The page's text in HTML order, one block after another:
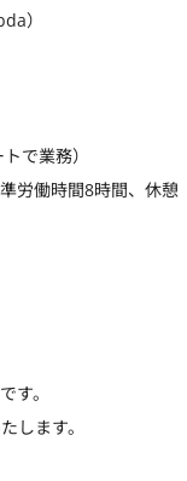
）
で業務）
労働時間8時間、休憩
す。
します。